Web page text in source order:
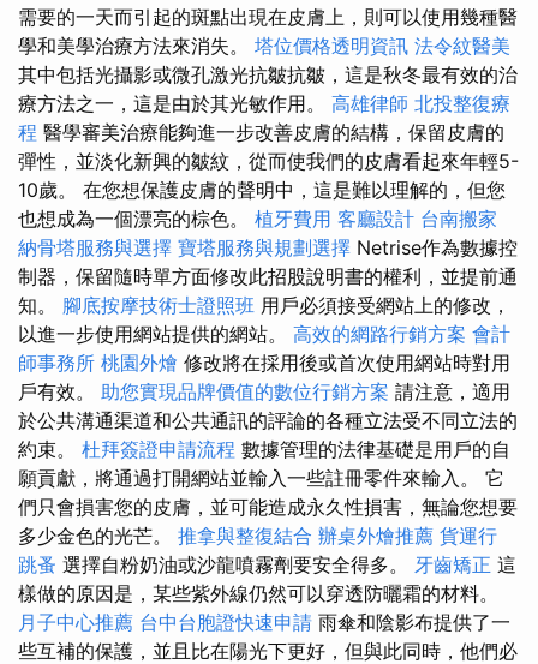
需要的一天而引起的斑點出現在皮膚上，則可以使用幾種醫
學和美學治療方法來消失。 塔位價格透明資訊 法令紋醫美
其中包括光攝影或微孔激光抗皺抗皺，這是秋冬最有效的治
療方法之一，這是由於其光敏作用。 高雄律師 北投整復療
程 醫學審美治療能夠進一步改善皮膚的結構，保留皮膚的
彈性，並淡化新興的皺紋，從而使我們的皮膚看起來年輕5-
10歲。 在您想保護皮膚的聲明中，這是難以理解的，但您
也想成為一個漂亮的棕色。 植牙費用 客廳設計 台南搬家
納骨塔服務與選擇 寶塔服務與規劃選擇 Netrise作為數據控
制器，保留隨時單方面修改此招股說明書的權利，並提前通
知。 腳底按摩技術士證照班 用戶必須接受網站上的修改，
以進一步使用網站提供的網站。 高效的網路行銷方案 會計
師事務所 桃園外燴 修改將在採用後或首次使用網站時對用
戶有效。 助您實現品牌價值的數位行銷方案 請注意，適用
於公共溝通渠道和公共通訊的評論的各種立法受不同立法的
約束。 杜拜簽證申請流程 數據管理的法律基礎是用戶的自
願貢獻，將通過打開網站並輸入一些註冊零件來輸入。 它
們只會損害您的皮膚，並可能造成永久性損害，無論您想要
多少金色的光芒。 推拿與整復結合 辦桌外燴推薦 貨運行
跳蚤 選擇自粉奶油或沙龍噴霧劑要安全得多。 牙齒矯正 這
樣做的原因是，某些紫外線仍然可以穿透防曬霜的材料。
月子中心推薦 台中台胞證快速申請 雨傘和陰影布提供了一
些互補的保護，並且比在陽光下更好，但與此同時，他們必